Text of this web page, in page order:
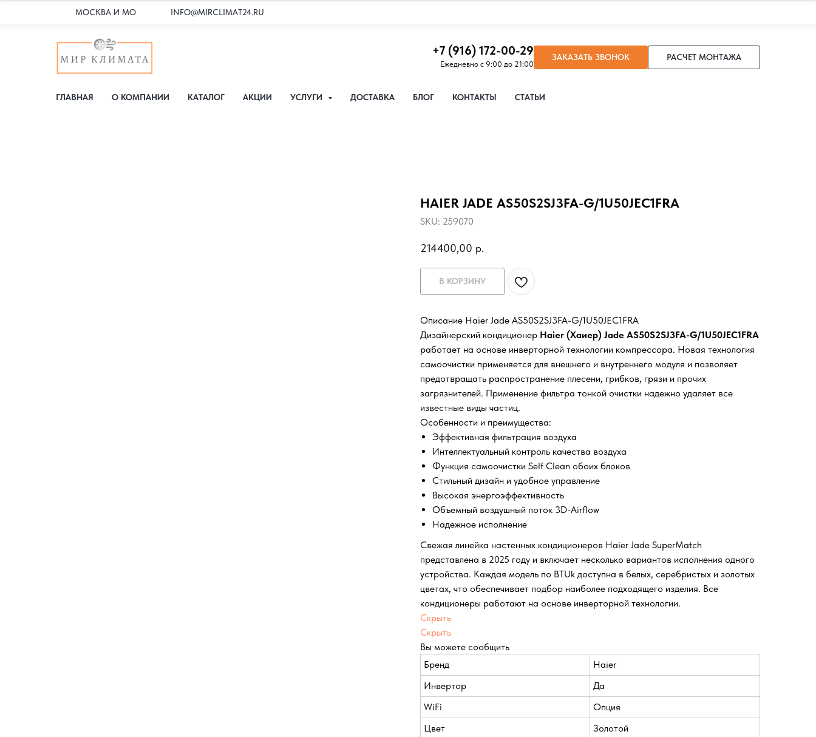
МОСКВА И МО INFO@MIRCLIMAT24.RU
+7 (916) 172-00-29
Ежедневно с 9:00 до 21:00
ЗАКАЗАТЬ ЗВОНОК РАСЧЕТ МОНТАЖА
ГЛАВНАЯ О КОМПАНИИ КАТАЛОГ АКЦИИ УСЛУГИ ДОСТАВКА БЛОГ КОНТАКТЫ СТАТЬИ
HAIER JADE AS50S2SJ3FA-G/1U50JEC1FRA
SKU: 259070
214400,00 р.
В КОРЗИНУ
Описание Haier Jade AS50S2SJ3FA-G/1U50JEC1FRA
Дизайнерский кондиционер Haier (Хаиер) Jade AS50S2SJ3FA-G/1U50JEC1FRA
работает на основе инверторной технологии компрессора. Новая технология
самоочистки применяется для внешнего и внутреннего модуля и позволяет
предотвращать распространение плесени, грибков, грязи и прочих
загрязнителей. Применение фильтра тонкой очистки надежно удаляет все
известные виды частиц.
Особенности и преимущества:
Эффективная фильтрация воздуха
Интеллектуальный контроль качества воздуха
Функция самоочистки Self Clean обоих блоков
Стильный дизайн и удобное управление
Высокая энергоэффективность
Объемный воздушный поток 3D-Airflow
Надежное исполнение
Свежая линейка настенных кондиционеров Haier Jade SuperMatch
представлена в 2025 году и включает несколько вариантов исполнения одного
устройства. Каждая модель по BTUk доступна в белых, серебристых и золотых
цветах, что обеспечивает подбор наиболее подходящего изделия. Все
кондиционеры работают на основе инверторной технологии.
Скрыть
Скрыть
Вы можете сообщить
Бренд
Haier
Инвертор
Да
WiFi
Опция
Цвет
Золотой